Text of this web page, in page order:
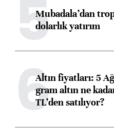
5Mubadala’dan
dolarlık yatırım
6Altın fiyatları: 5
gram altın ne
TL’den satılıyor?